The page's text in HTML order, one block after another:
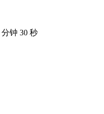
分钟 30 秒